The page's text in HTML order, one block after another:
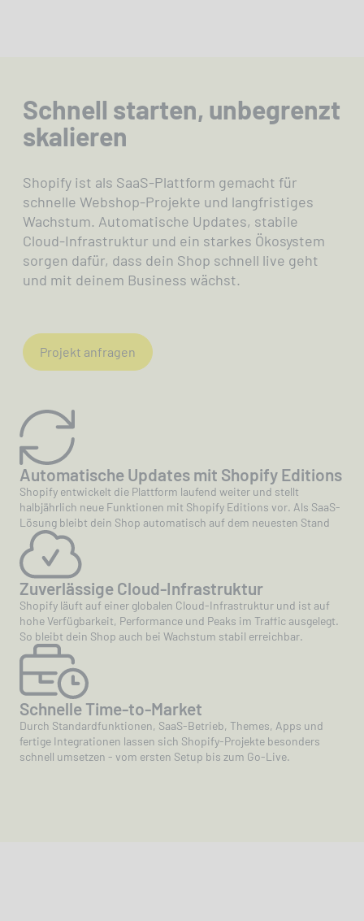
Schnell starten, unbegrenzt
skalieren
Shopify ist als SaaS-Plattform gemacht für
schnelle Webshop-Projekte und langfristiges
Wachstum. Automatische Updates, stabile
Cloud-Infrastruktur und ein starkes Ökosystem
sorgen dafür, dass dein Shop schnell live geht
und mit deinem Business wächst.
Projekt anfragen
Automatische Updates mit Shopify Editions
Shopify entwickelt die Plattform laufend weiter und stellt
halbjährlich neue Funktionen mit Shopify Editions vor. Als SaaS-
Lösung bleibt dein Shop automatisch auf dem neuesten Stand
Zuverlässige Cloud-Infrastruktur
Shopify läuft auf einer globalen Cloud-Infrastruktur und ist auf
hohe Verfügbarkeit, Performance und Peaks im Traffic ausgelegt.
So bleibt dein Shop auch bei Wachstum stabil erreichbar.
Schnelle Time-to-Market
Durch Standardfunktionen, SaaS-Betrieb, Themes, Apps und
fertige Integrationen lassen sich Shopify-Projekte besonders
schnell umsetzen - vom ersten Setup bis zum Go-Live.